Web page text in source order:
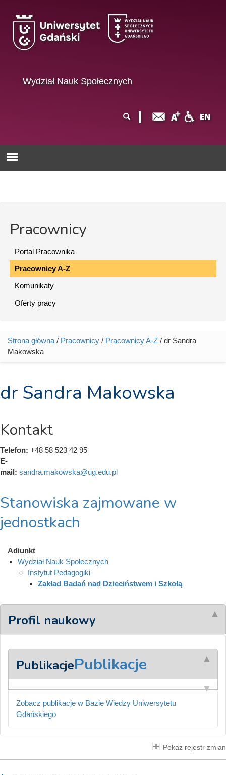
Wydział Nauk Społecznych
wyszukiwania
Pracownicy
Portal Pracownika
Pracownicy A-Z
Komunikaty
Oferty pracy
Jesteś tutaj
Strona główna / Pracownicy / Pracownicy A-Z / dr Sandra
Makowska
dr Sandra Makowska
Kontakt
Telefon: +48 58 523 42 95
E-
mail: sandra.makowska@ug.edu.pl
Stanowiska zajmowane w
jednostkach
Adiunkt
Wydział Nauk Społecznych
Instytut Pedagogiki
Zakład Badań nad Dzieciństwem i Szkołą
Profil naukowy
PublikacjePublikacje
Zobacz publikacje w Bazie Wiedzy Uniwersytetu
Gdańskiego
Pokaż rejestr zmian